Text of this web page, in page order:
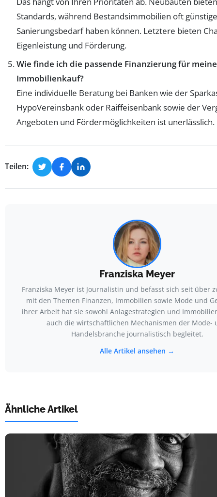
Standards, während Bestandsimmobilien oft
Sanierungsbedarf haben können. Letztere bieten
Eigenleistung und Förderung.
Wie finde ich die passende Finanzierung für
Immobilienkauf?
Eine individuelle Beratung bei Banken wie der
HypoVereinsbank oder Raiffeisenbank sowie der
Angeboten und Fördermöglichkeiten ist unerlässlich.
Teilen:
Franziska Meyer
Franziska Meyer ist Journalistin und befasst sich seit über
mit den Themen Finanzen, Immobilien sowie Mode und
ihrer Arbeit hat sie sowohl Anlagestrategien und
auch die wirtschaftlichen Mechanismen der Mode-
Handelsbranche journalistisch begleitet.
Alle Artikel ansehen →
Ähnliche Artikel